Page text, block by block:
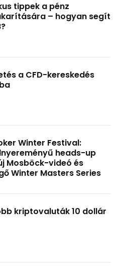
tippek a pénz
– hogyan segít
a CFD-kereskedés
Winter Festival:
heads-up
Mosböck-videó és
Winter Masters Series
kriptovaluták 10 dollár